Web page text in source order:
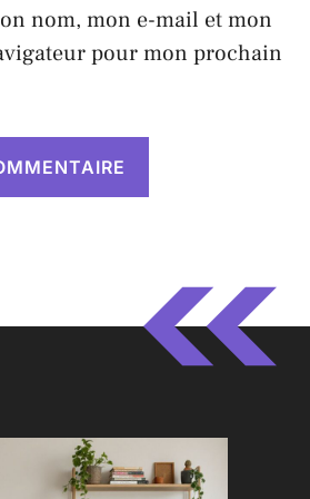
nom, mon e-mail et mon
pour mon prochain